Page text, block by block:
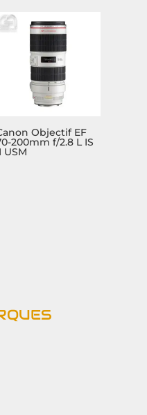
Objectif EF
200mm f/2.8 L IS
USM